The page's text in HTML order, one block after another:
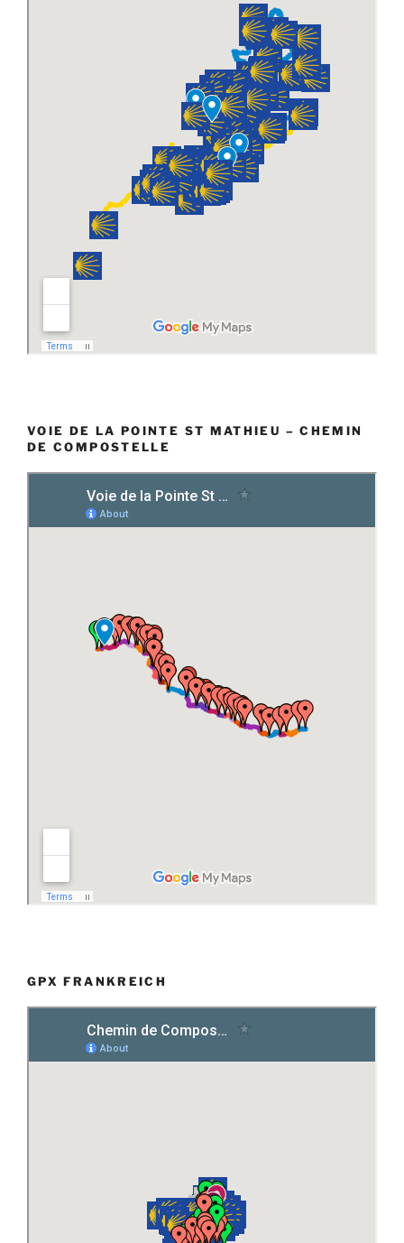
VOIE DE LA POINTE ST MATHIEU – CHEMIN
DE COMPOSTELLE
GPX FRANKREICH